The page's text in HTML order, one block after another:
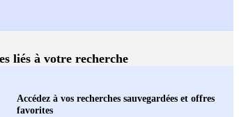
liés à votre recherche
Accédez à vos recherches sauvegardées et offres
favorites